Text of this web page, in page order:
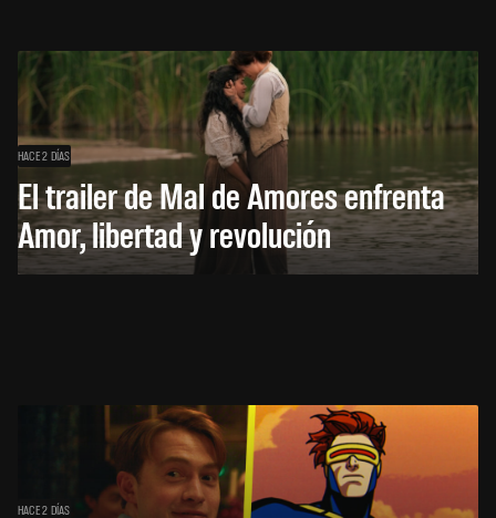
HACE 2 DÍAS
El trailer de Mal de Amores enfrenta
Amor, libertad y revolución
HACE 2 DÍAS